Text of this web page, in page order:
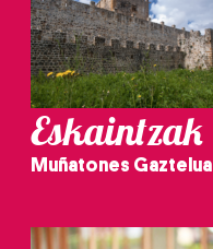
Eskaintzak
Muñatones Gaztelua